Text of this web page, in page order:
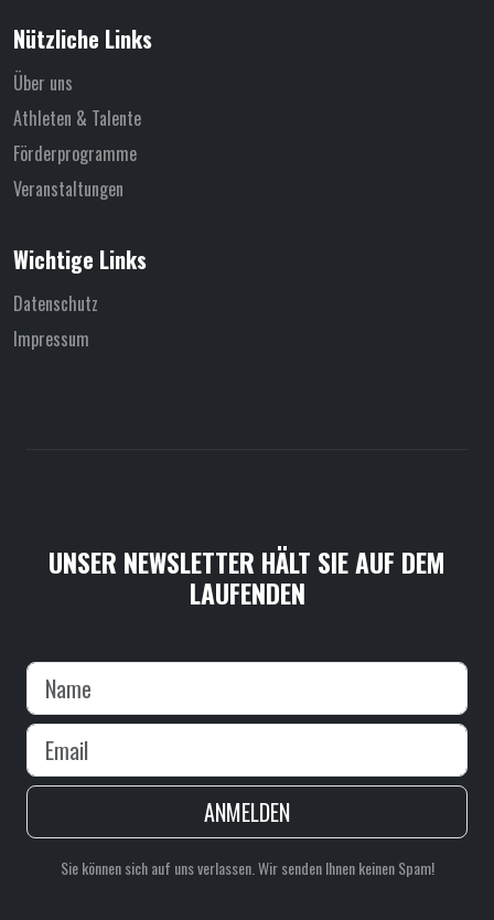
Nützliche Links
Über uns
Athleten & Talente
Förderprogramme
Veranstaltungen
Wichtige Links
Datenschutz
Impressum
UNSER NEWSLETTER HÄLT SIE AUF DEM
LAUFENDEN
ANMELDEN
Sie können sich auf uns verlassen. Wir senden Ihnen keinen Spam!